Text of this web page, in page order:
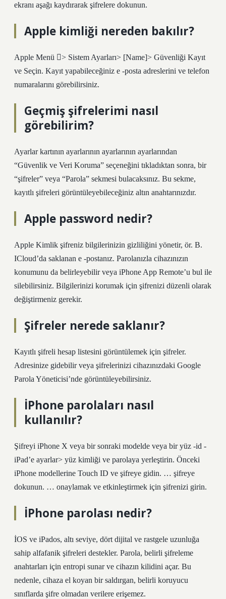
ekranı aşağı kaydırarak şifrelere dokunun.
Apple kimliği nereden bakılır?
Apple Menü > Sistem Ayarları> [Name]> Güvenliği Kayıt
ve Seçin. Kayıt yapabileceğiniz e -posta adreslerini ve telefon
numaralarını görebilirsiniz.
Geçmiş şifrelerimi nasıl
görebilirim?
Ayarlar kartının ayarlarının ayarlarının ayarlarından
“Güvenlik ve Veri Koruma” seçeneğini tıkladıktan sonra, bir
“şifreler” veya “Parola” sekmesi bulacaksınız. Bu sekme,
kayıtlı şifreleri görüntüleyebileceğiniz altın anahtarınızdır.
Apple password nedir?
Apple Kimlik şifreniz bilgilerinizin gizliliğini yönetir, ör. B.
ICloud’da saklanan e -postanız. Parolanızla cihazınızın
konumunu da belirleyebilir veya iPhone App Remote’u bul ile
silebilirsiniz. Bilgilerinizi korumak için şifrenizi düzenli olarak
değiştirmeniz gerekir.
Şifreler nerede saklanır?
Kayıtlı şifreli hesap listesini görüntülemek için şifreler.
Adresinize gidebilir veya şifrelerinizi cihazınızdaki Google
Parola Yöneticisi’nde görüntüleyebilirsiniz.
İPhone parolaları nasıl
kullanılır?
Şifreyi iPhone X veya bir sonraki modelde veya bir yüz -id -
iPad’e ayarlar> yüz kimliği ve parolaya yerleştirin. Önceki
iPhone modellerine Touch ID ve şifreye gidin. … şifreye
dokunun. … onaylamak ve etkinleştirmek için şifrenizi girin.
İPhone parolası nedir?
İOS ve iPados, altı seviye, dört dijital ve rastgele uzunluğa
sahip alfafanik şifreleri destekler. Parola, belirli şifreleme
anahtarları için entropi sunar ve cihazın kilidini açar. Bu
nedenle, cihaza el koyan bir saldırgan, belirli koruyucu
sınıflarda şifre olmadan verilere erişemez.